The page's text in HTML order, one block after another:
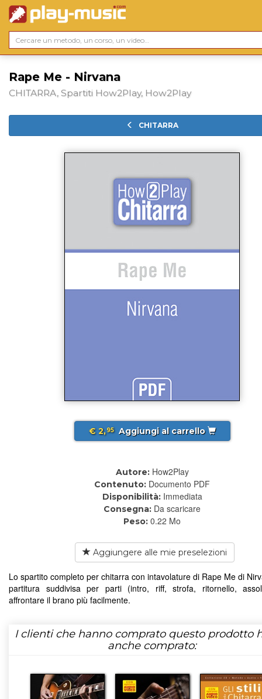
Rape Me - Nirvana
CHITARRA, Spartiti How2Play, How2Play
CHITARRA
€ 2,95 Aggiungi al carrello
Autore: How2Play
Contenuto: Documento PDF
Disponibilità: Immediata
Consegna: Da scaricare
Peso: 0.22 Mo
Aggiungere alle mie preselezioni
Lo spartito completo per chitarra con intavolature di Rape Me di
partitura suddivisa per parti (intro, riff, strofa, ritornello,
affrontare il brano più facilmente.
I clienti che hanno comprato questo prodotto
anche comprato: